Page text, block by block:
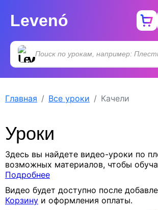
Levenó
Главная Все уроки Качели
Уроки
Здесь вы найдете видео-уроки по
возможных материалов, чтобы
Подробнее
Видео будет доступно после
Корзину и оформления оплаты.